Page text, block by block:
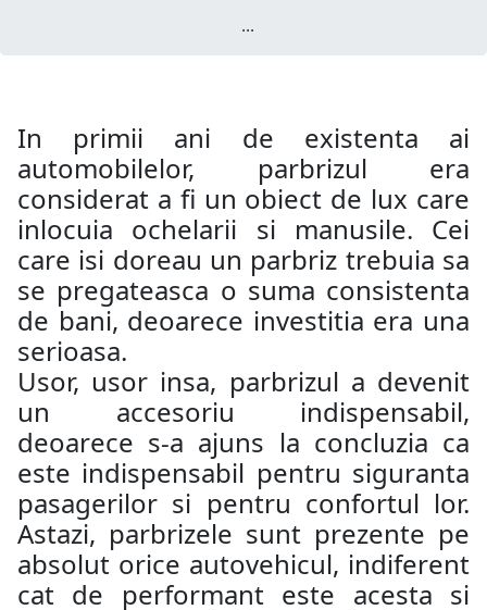
...
In primii ani de existenta ai
automobilelor, parbrizul era
considerat a fi un obiect de lux care
inlocuia ochelarii si manusile. Cei
care isi doreau un parbriz trebuia sa
se pregateasca o suma consistenta
de bani, deoarece investitia era una
serioasa.
Usor, usor insa, parbrizul a devenit
un accesoriu indispensabil,
deoarece s-a ajuns la concluzia ca
este indispensabil pentru siguranta
pasagerilor si pentru confortul lor.
Astazi, parbrizele sunt prezente pe
absolut orice autovehicul, indiferent
cat de performant este acesta si